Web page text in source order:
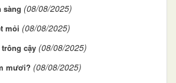
sàng (08/08/2025)
mỏi (08/08/2025)
cậy (08/08/2025)
mươi? (08/08/2025)